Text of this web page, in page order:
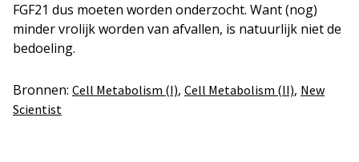
FGF21 dus moeten worden onderzocht. Want (nog)
minder vrolijk worden van afvallen, is natuurlijk niet de
bedoeling.
Bronnen: Cell Metabolism (I), Cell Metabolism (II), New
Scientist